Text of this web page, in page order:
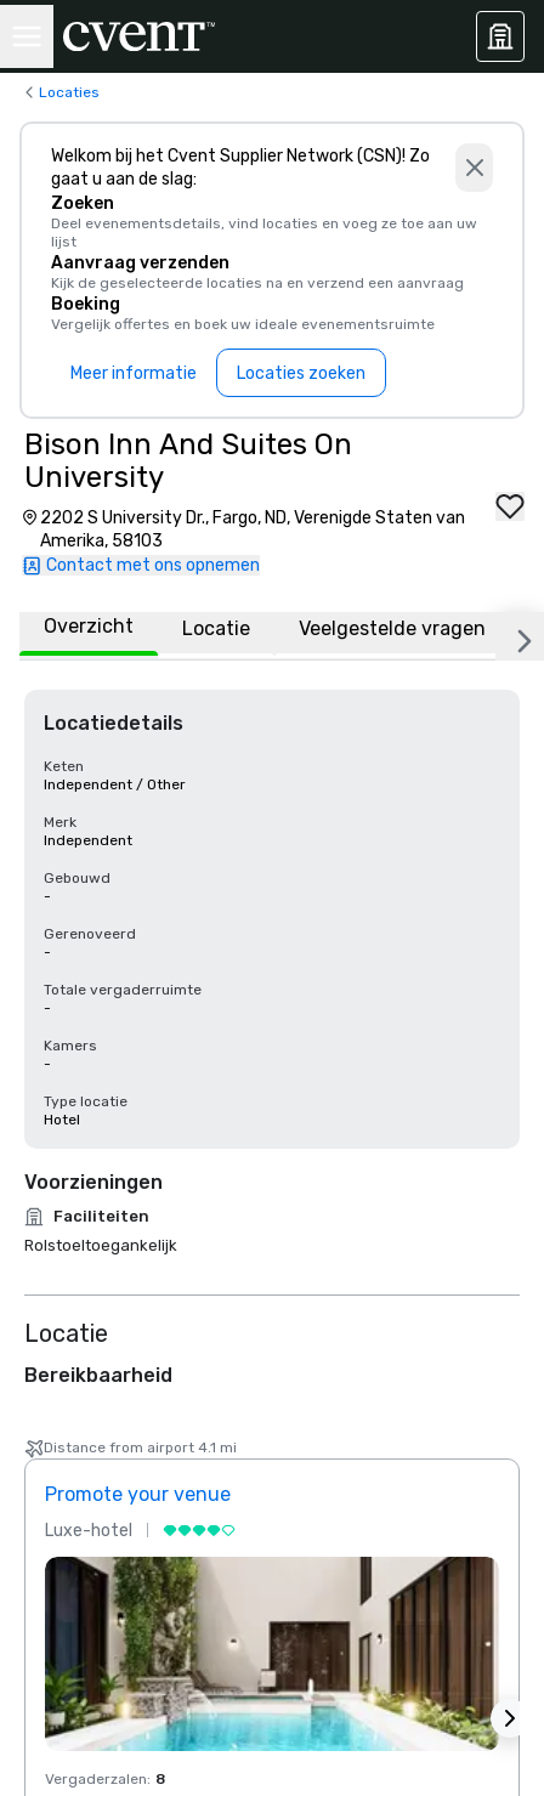
Locaties
Welkom bij het Cvent Supplier Network (CSN)! Zo
gaat u aan de slag:
Zoeken
Deel evenementsdetails, vind locaties en voeg ze toe aan uw
lijst
Aanvraag verzenden
Kijk de geselecteerde locaties na en verzend een aanvraag
Boeking
Vergelijk offertes en boek uw ideale evenementsruimte
Meer informatie Locaties zoeken
Bison Inn And Suites On
University
2202 S University Dr., Fargo, ND, Verenigde Staten van
Amerika, 58103
Contact met ons opnemen
Overzicht Locatie Veelgestelde vragen
Locatiedetails
Keten
Independent / Other
Merk
Independent
Gebouwd
-
Gerenoveerd
-
Totale vergaderruimte
-
Kamers
-
Type locatie
Hotel
Voorzieningen
Faciliteiten
Rolstoeltoegankelijk
Locatie
Bereikbaarheid
Distance from airport 4.1 mi
Promote your venue
Luxe-hotel
Vergaderzalen: 8